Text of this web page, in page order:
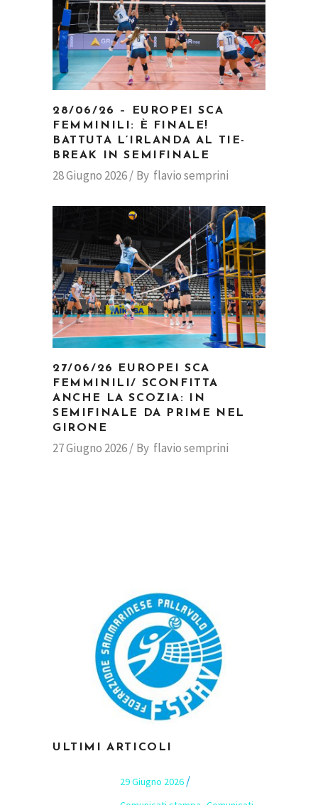
28/06/26 – EUROPEI SCA
FEMMINILI: È FINALE!
BATTUTA L’IRLANDA AL TIE-
BREAK IN SEMIFINALE
28 Giugno 2026 By flavio semprini
27/06/26 EUROPEI SCA
FEMMINILI/ SCONFITTA
ANCHE LA SCOZIA: IN
SEMIFINALE DA PRIME NEL
GIRONE
27 Giugno 2026 By flavio semprini
ULTIMI ARTICOLI
29 Giugno 2026